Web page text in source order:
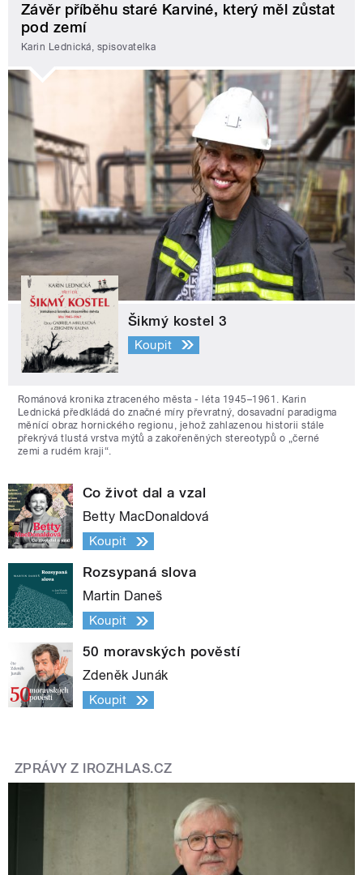
Závěr příběhu staré Karviné, který měl zůstat
pod zemí
Karin Lednická, spisovatelka
Šikmý kostel 3
Koupit
Románová kronika ztraceného města - léta 1945–1961. Karin
Lednická předkládá do značné míry převratný, dosavadní paradigma
měnící obraz hornického regionu, jehož zahlazenou historii stále
překrývá tlustá vrstva mýtů a zakořeněných stereotypů o „černé
zemi a rudém kraji“.
Co život dal a vzal
Betty MacDonaldová
Koupit
Rozsypaná slova
Martin Daneš
Koupit
50 moravských pověstí
Zdeněk Junák
Koupit
ZPRÁVY Z IROZHLAS.CZ